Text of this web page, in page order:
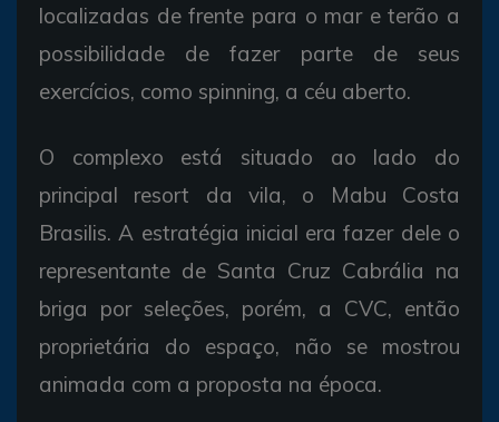
localizadas de frente para o mar e terão a
possibilidade de fazer parte de seus
exercícios, como spinning, a céu aberto.
O complexo está situado ao lado do
principal resort da vila, o Mabu Costa
Brasilis. A estratégia inicial era fazer dele o
representante de Santa Cruz Cabrália na
briga por seleções, porém, a CVC, então
proprietária do espaço, não se mostrou
animada com a proposta na época.